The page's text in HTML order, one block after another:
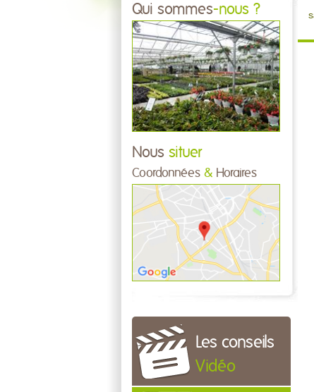
Qui sommes-nous ?
Nous situer
Coordonnées & Horaires
Les conseils
Vidéo